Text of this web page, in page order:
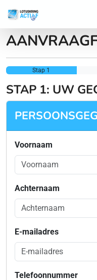
Stap 1
STAP 1: UW
Voornaam
Achternaam
E-mailadres
Telefoonnummer